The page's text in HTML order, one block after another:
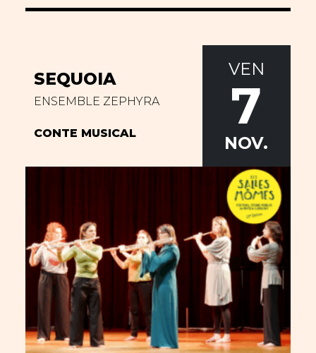
SEQUOIA
ENSEMBLE ZEPHYRA
CONTE MUSICAL
VEN
7
NOV.